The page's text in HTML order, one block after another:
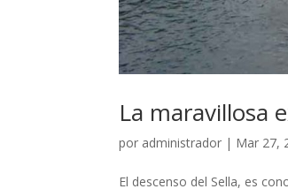
La maravillosa
por administrador | Mar 27,
El descenso del Sella, es